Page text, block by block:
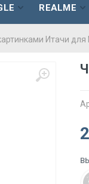
REALME
Итачи для